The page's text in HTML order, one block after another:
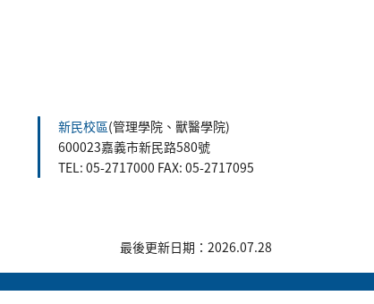
新民校區(管理學院、獸醫學院)
600023嘉義市新民路580號
TEL: 05-2717000 FAX: 05-2717095
最後更新日期：2026.07.28